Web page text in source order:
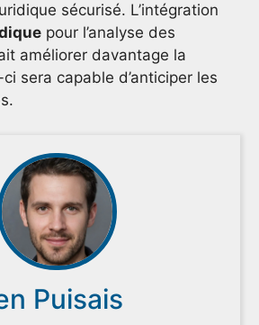
sécurisé. L’intégration
pour l’analyse des
améliorer davantage la
sera capable d’anticiper les
Puisais